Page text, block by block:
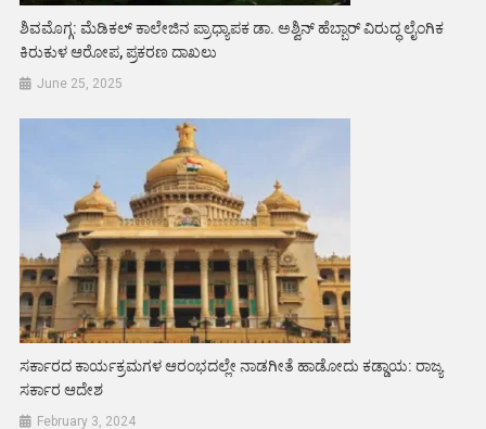
ಶಿವಮೊಗ್ಗ: ಮೆಡಿಕಲ್ ಕಾಲೇಜಿನ ಪ್ರಾಧ್ಯಾಪಕ ಡಾ. ಅಶ್ವಿನ್ ಹೆಬ್ಬಾರ್ ವಿರುದ್ಧ ಲೈಂಗಿಕ
ಕಿರುಕುಳ ಆರೋಪ, ಪ್ರಕರಣ ದಾಖಲು
June 25, 2025
ಸರ್ಕಾರದ ಕಾರ್ಯಕ್ರಮಗಳ ಆರಂಭದಲ್ಲೇ ನಾಡಗೀತೆ ಹಾಡೋದು ಕಡ್ಡಾಯ: ರಾಜ್ಯ
ಸರ್ಕಾರ ಆದೇಶ
February 3, 2024